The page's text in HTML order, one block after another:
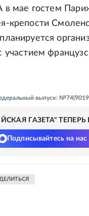
в мае гостем
крепости
участием
выпуск:
ГАЗЕТА" ТЕПЕРЬ
Подписывайтесь на нас